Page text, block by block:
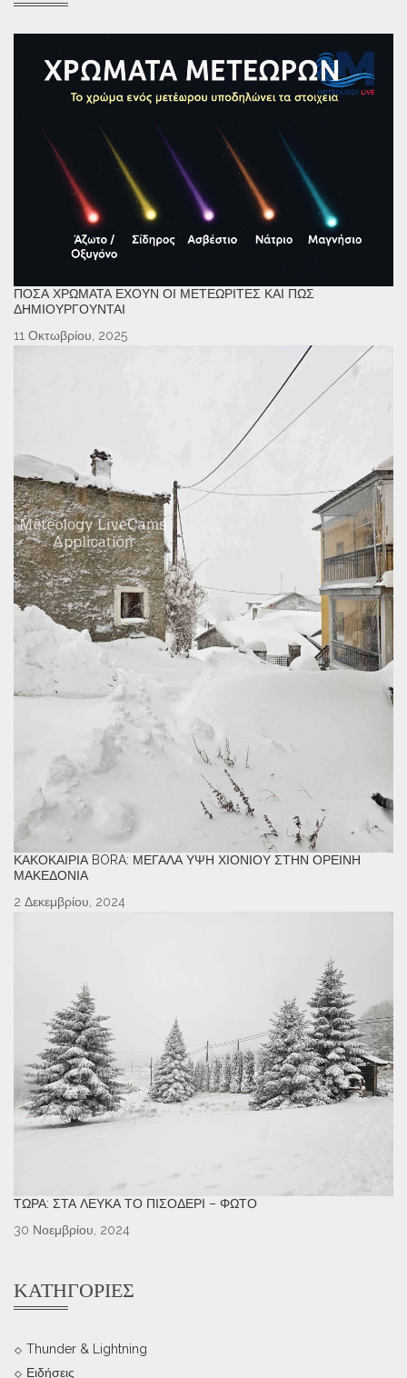
ΠΌΣΑ ΧΡΏΜΑΤΑ ΈΧΟΥΝ ΟΙ ΜΕΤΕΩΡΊΤΕΣ ΚΑΙ ΠΏΣ
ΔΗΜΙΟΥΡΓΟΎΝΤΑΙ
11 Οκτωβρίου, 2025
ΚΑΚΟΚΑΙΡΊΑ BORA: ΜΕΓΆΛΑ ΎΨΗ ΧΙΟΝΙΟΎ ΣΤΗΝ ΟΡΕΙΝΉ
ΜΑΚΕΔΟΝΊΑ
2 Δεκεμβρίου, 2024
ΤΏΡΑ: ΣΤΑ ΛΕΥΚΆ ΤΟ ΠΙΣΟΔΈΡΙ – ΦΩΤΌ
30 Νοεμβρίου, 2024
ΚΑΤΗΓΟΡΊΕΣ
Thunder & Lightning
Ειδήσεις